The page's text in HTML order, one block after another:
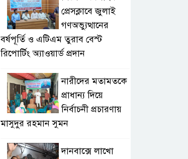
প্রেসক্লাবে জুলাই
গণঅভ্যুত্থানের
বর্ষপূর্তি ও এটিএম তুরাব বেস্ট
রিপোর্টিং অ্যাওয়ার্ড প্রদান
নারীদের মতামতকে
প্রাধান্য দিয়ে
নির্বাচনী প্রচারণায়
মাসুদুর রহমান সুমন
দানবাক্সে লাখো